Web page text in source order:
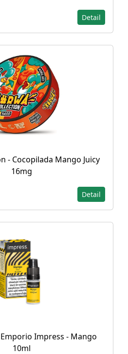
Detail
- Cocopilada Mango Juicy
16mg
Detail
Impress - Mango
10ml